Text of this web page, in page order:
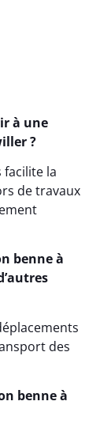
à une
?
facilite la
de travaux
benne à
des
benne à